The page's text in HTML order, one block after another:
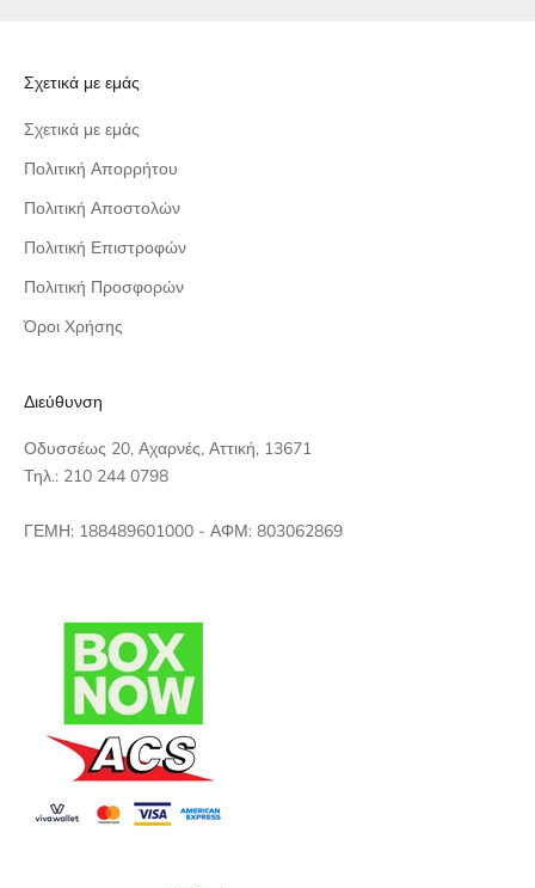
Σχετικά με εμάς
Σχετικά με εμάς
Πολιτική Απορρήτου
Πολιτική Αποστολών
Πολιτική Επιστροφών
Πολιτική Προσφορών
Όροι Χρήσης
Διεύθυνση
Οδυσσέως 20, Αχαρνές, Αττική, 13671
Τηλ.: 210 244 0798
ΓΕΜΗ: 188489601000 - ΑΦΜ: 803062869